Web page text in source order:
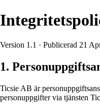
Version 1.1 · Publicerad 21
1.
Ticsie AB är
personuppgifter via tjänsten